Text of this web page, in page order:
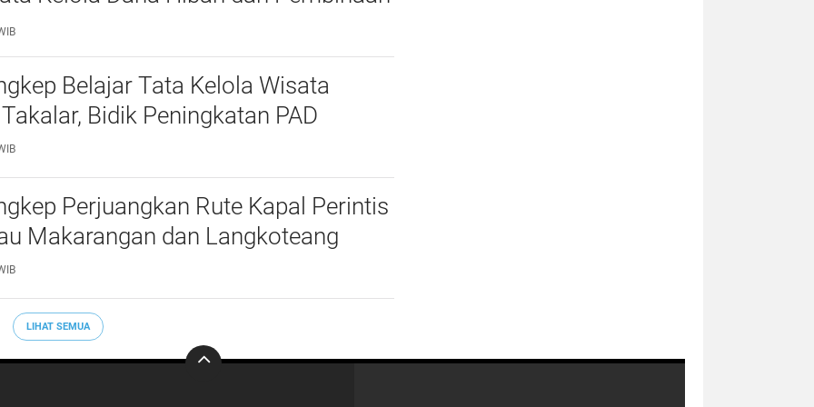
Belajar Tata Kelola Wisata
Bidik Peningkatan PAD
Perjuangkan Rute Kapal Perintis
Makarangan dan Langkoteang
LIHAT SEMUA